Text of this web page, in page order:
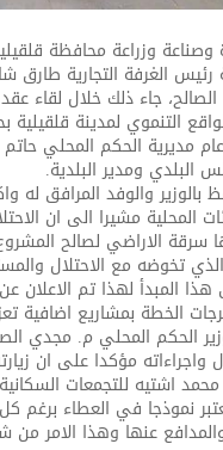
وصناعة وزراعة محافظة
الغرفة التجارية طارق
جاء ذلك خلال لقاء
التنموي لمدينة
مديرية الحكم المحلي
البلدي ومدير البلدية.
بالوزير والوفد المرافق
المحلية مشيرا الى ان
سرقة الاراضي لصالح
تخوضه مع الاحتلال
المبدأ لهذا تم الاعلان
الخطة بمشاريع
الحكم المحلي م. مجدي
واجراءاته مؤكدا على ان
محمد اشتيه للتجمعات
نموذجا في العطاء
عنها وهذا الامر من